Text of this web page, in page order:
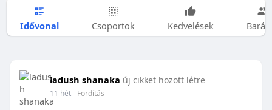
Idővonal Csoportok Kedvelések
ladush shanaka új cikket hozott létre
11 hét- Fordítás